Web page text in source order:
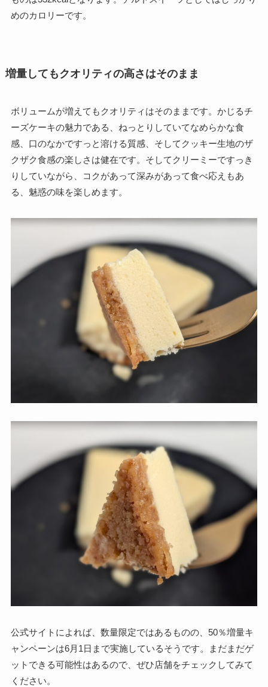
めのカロリーです。
増量してもクオリティの高さはそのまま
ボリュームが増えてもクオリティはそのままです。かじるチ
ーズケーキの魅力である、ねっとりしていてなめらかな食
感、口のなかですっと溶ける質感、そしてクッキー生地のザ
クザク食感の楽しさは健在です。そしてクリーミーですっき
りしていながら、コクがあって深みがあって食べ応えもあ
る、魅惑の味を楽しめます。
公式サイトによれば、数量限定ではあるものの、50％増量キ
ャンペーンは6月1日まで実施しているそうです。まだまだゲ
ットできる可能性はあるので、ぜひ店舗をチェックしてみて
ください。